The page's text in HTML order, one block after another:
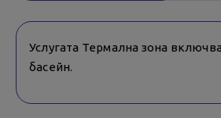
Услугата Термална зона
басейн.